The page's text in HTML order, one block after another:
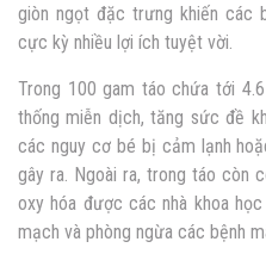
giòn ngọt đặc trưng khiến các
cực kỳ nhiều lợi ích tuyệt vời.
Trong 100 gam táo chứa tới
thống miễn dịch, tăng sức đề
các nguy cơ bé bị cảm lạnh
gây ra. Ngoài ra, trong táo còn
oxy hóa được các nhà khoa
mạch và phòng ngừa các bệnh